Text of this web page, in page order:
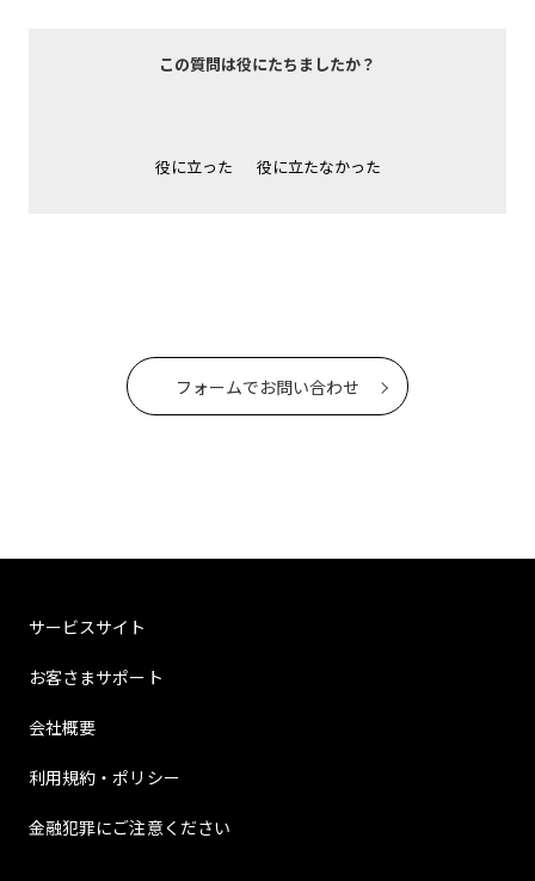
この質問は役にたちましたか？
役に立った 役に立たなかった
フォームでお問い合わせ
サービスサイト
お客さまサポート
会社概要
利用規約・ポリシー
金融犯罪にご注意ください